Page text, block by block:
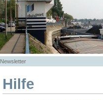
Newsletter
Hilfe